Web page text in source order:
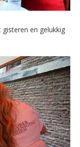
en gelukkig